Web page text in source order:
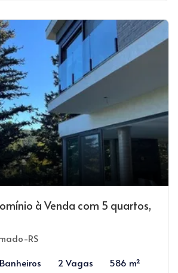
à Venda com 5 quartos,
RS
2 Vagas 586 m²